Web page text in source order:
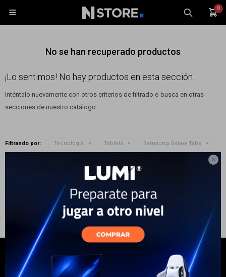

0

No se han recuperado productos
¡Lo sentimos! No hay productos en esta sección.
Inténtalo nuevamente con otros criterios de filtrado o busca en otras
secciones de nuestro catálogo.
Filtrando por: Tecnología Tablets
Samsung Galaxy Tabs
Memoria interna:8GB
Electrodomésticos
Wearables
Accesorios
Monitores
Gaming